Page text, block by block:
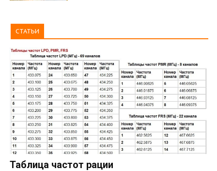
СТАТЬИ
Таблица частот рации